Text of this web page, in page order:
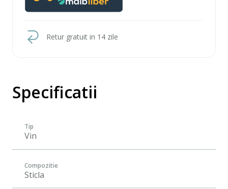
Retur gratuit in 14 zile
Specificatii
Tip
Vin
Compozitie
Sticla